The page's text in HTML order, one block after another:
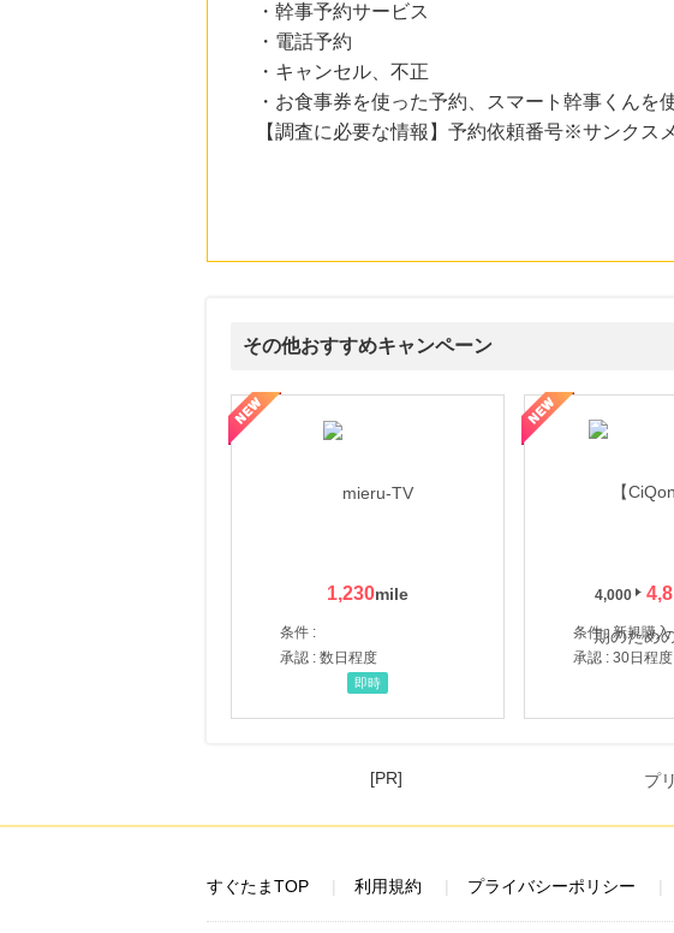
・幹事予約サービス
・電話予約
・キャンセル、不正
・お食事券を使った予約、スマート幹事くんを
【調査に必要な情報】予約依頼番号※サンクス
その他おすすめキャンペーン
1,230
条件 :
承認 : 数日程度
即時
4,000
条件 : 新規購入
承認 : 30日程度
【LOJEL公式サイト】スーツケース・バッグ
【ロデオドライブ】創業70年の信頼と高価買
[PR]
すぐたまTOP 利用規約 プライバシーポリシー